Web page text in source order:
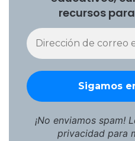
recursos
¡No enviamos spam!
privacidad para